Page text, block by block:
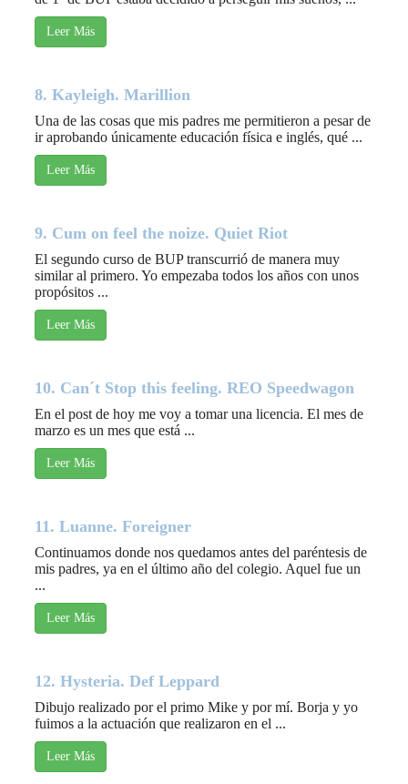
Leer Más
8. Kayleigh. Marillion
Una de las cosas que mis padres me permitieron a pesar de
ir aprobando únicamente educación física e inglés, qué ...
Leer Más
9. Cum on feel the noize. Quiet Riot
El segundo curso de BUP transcurrió de manera muy
similar al primero. Yo empezaba todos los años con unos
propósitos ...
Leer Más
10. Can´t Stop this feeling. REO Speedwagon
En el post de hoy me voy a tomar una licencia. El mes de
marzo es un mes que está ...
Leer Más
11. Luanne. Foreigner
Continuamos donde nos quedamos antes del paréntesis de
mis padres, ya en el último año del colegio. Aquel fue un
...
Leer Más
12. Hysteria. Def Leppard
Dibujo realizado por el primo Mike y por mí. Borja y yo
fuimos a la actuación que realizaron en el ...
Leer Más